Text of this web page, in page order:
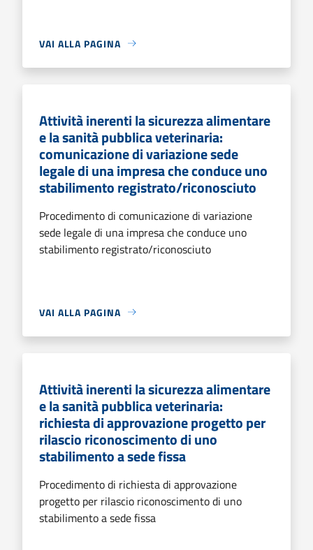
VAI ALLA PAGINA
Attività inerenti la sicurezza alimentare
e la sanità pubblica veterinaria:
comunicazione di variazione sede
legale di una impresa che conduce uno
stabilimento registrato/riconosciuto
Procedimento di comunicazione di variazione
sede legale di una impresa che conduce uno
stabilimento registrato/riconosciuto
VAI ALLA PAGINA
Attività inerenti la sicurezza alimentare
e la sanità pubblica veterinaria:
richiesta di approvazione progetto per
rilascio riconoscimento di uno
stabilimento a sede fissa
Procedimento di richiesta di approvazione
progetto per rilascio riconoscimento di uno
stabilimento a sede fissa